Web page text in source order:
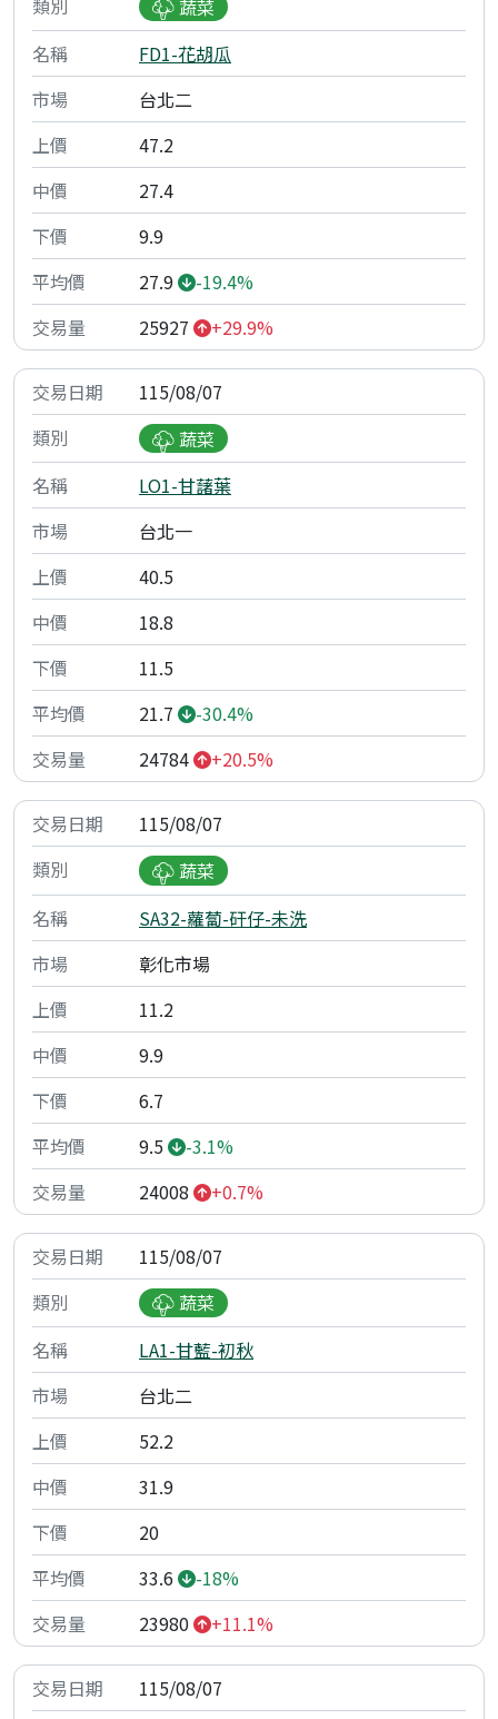
蔬菜
FD1-花胡瓜
台北二
47.2
27.4
9.9
27.9
-19.4%
25927
+29.9%
115/08/07
蔬菜
LO1-甘藷葉
台北一
40.5
18.8
11.5
21.7
-30.4%
24784
+20.5%
115/08/07
蔬菜
SA32-蘿蔔-矸仔-未洗
彰化市場
11.2
9.9
6.7
9.5
-3.1%
24008
+0.7%
115/08/07
蔬菜
LA1-甘藍-初秋
台北二
52.2
31.9
20
33.6
-18%
23980
+11.1%
115/08/07